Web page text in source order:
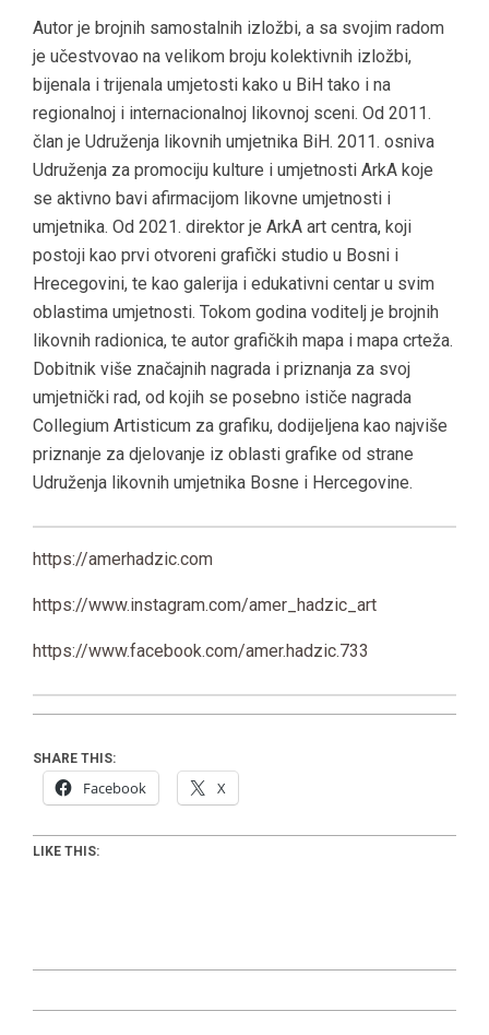
Autor je brojnih samostalnih izložbi, a sa svojim radom
je učestvovao na velikom broju kolektivnih izložbi,
bijenala i trijenala umjetosti kako u BiH tako i na
regionalnoj i internacionalnoj likovnoj sceni. Od 2011.
član je Udruženja likovnih umjetnika BiH. 2011. osniva
Udruženja za promociju kulture i umjetnosti ArkA koje
se aktivno bavi afirmacijom likovne umjetnosti i
umjetnika. Od 2021. direktor je ArkA art centra, koji
postoji kao prvi otvoreni grafički studio u Bosni i
Hrecegovini, te kao galerija i edukativni centar u svim
oblastima umjetnosti. Tokom godina voditelj je brojnih
likovnih radionica, te autor grafičkih mapa i mapa crteža.
Dobitnik više značajnih nagrada i priznanja za svoj
umjetnički rad, od kojih se posebno ističe nagrada
Collegium Artisticum za grafiku, dodijeljena kao najviše
priznanje za djelovanje iz oblasti grafike od strane
Udruženja likovnih umjetnika Bosne i Hercegovine.
https://amerhadzic.com
https://www.instagram.com/amer_hadzic_art
https://www.facebook.com/amer.hadzic.733
SHARE THIS:
Facebook X
LIKE THIS:
07-